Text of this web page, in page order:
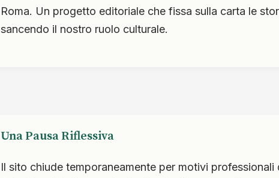
Roma. Un progetto editoriale che fissa sulla carta le
sancendo il nostro ruolo culturale.
Una Pausa Riflessiva
Il sito chiude temporaneamente per motivi